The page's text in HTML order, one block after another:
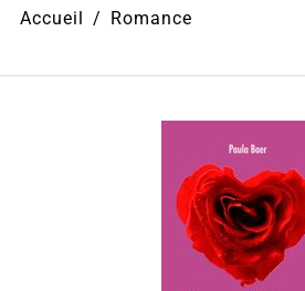
Accueil Romance